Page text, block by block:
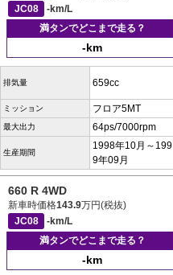
JC08
-km/L
満タンでどこまで走る？
-km
排気量 659cc
ミッション フロア5MT
最大出力 64ps/7000rpm
生産期間
1998年10月～199
9年09月
660 R 4WD
新車時価格143.9万円(税抜)
JC08
-km/L
満タンでどこまで走る？
-km